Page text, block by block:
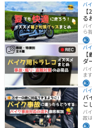
バ
る
バ
ら
っ
こ
の
バ
ダ
バ
ま
役
る
バ
バ
こ
バ
故
に